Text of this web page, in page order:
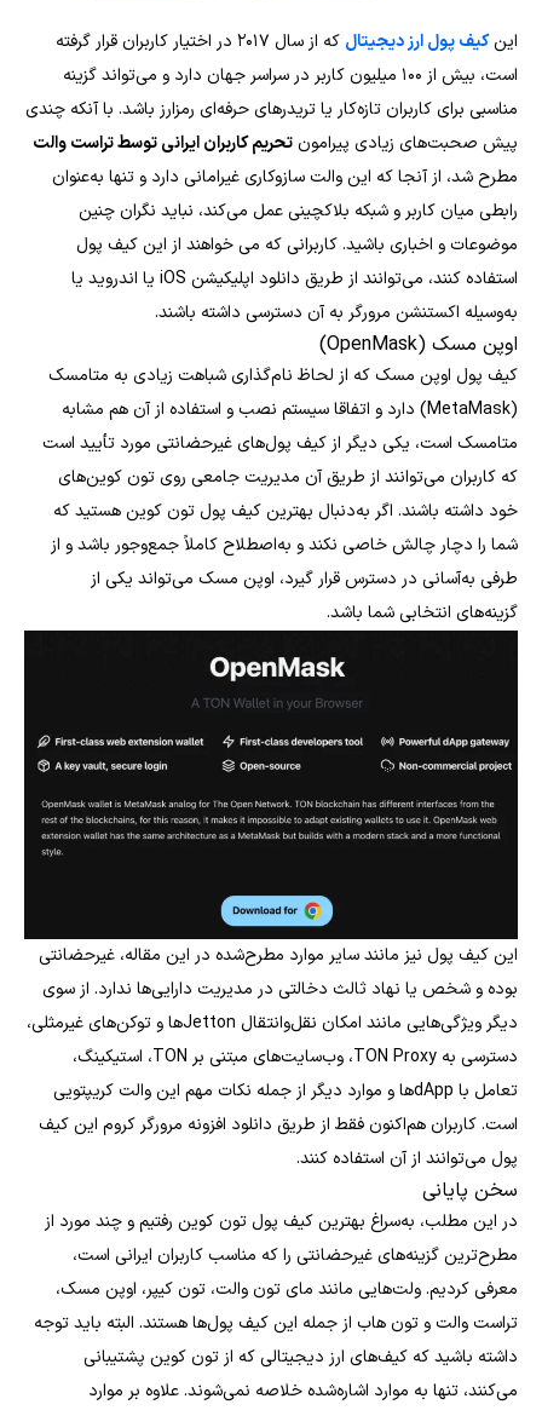
اینکیف پول ارز دیجیتال
که از سال ۲۰۱۷ در اختیار کاربران قرار گرفته
است، بیش از ۱۰۰ میلیون کاربر در سراسر جهان دارد و می‌تواند گزینه
مناسبی برای کاربران تازه‌کار یا تریدرهای حرفه‌ای رمزارز باشد. با آنکه چندی
پیش صحبت‌های زیادی پیرامونتحریم کاربران ایرانی توسط تراست والت
مطرح شد، از آنجا که این والت سازوکاری غیرامانی دارد و تنها به‌عنوان
رابطی میان کاربر و شبکه بلاکچینی عمل می‌کند، نباید نگران چنین
موضوعات و اخباری باشید. کاربرانی که می خواهند از این کیف پول
استفاده کنند، می‌توانند از طریق دانلود اپلیکیشن iOS یا اندروید یا
به‌وسیله اکستنشن مرورگر به آن دسترسی داشته باشند.
اوپن مسک (OpenMask)
کیف پول اوپن مسک که از لحاظ نام‌گذاری شباهت زیادی به متامسک
(MetaMask) دارد و اتفاقا سیستم نصب و استفاده از آن هم مشابه
متامسک است، یکی دیگر از کیف پول‌های غیرحضانتی مورد تأیید است
که کاربران می‌توانند از طریق آن مدیریت جامعی روی تون‌ کوین‌های
خود داشته باشند. اگر به‌دنبال بهترین کیف پول تون کوین هستید که
شما را دچار چالش خاصی نکند و به‌اصطلاح کاملاً جمع‌وجور باشد و از
طرفی به‌آسانی در دسترس قرار گیرد، اوپن مسک می‌تواند یکی از
گزینه‌های انتخابی شما باشد.
این کیف پول نیز مانند سایر موارد مطرح‌شده در این مقاله، غیرحضانتی
بوده و شخص یا نهاد ثالث دخالتی در مدیریت دارایی‌ها ندارد. از سوی
دیگر ویژگی‌هایی مانند امکان نقل‌وانتقال Jettonها و توکن‌های غیرمثلی،
دسترسی به TON Proxy، وب‌سایت‌های مبتنی بر TON، استیکینگ،
تعامل با dAppها و موارد دیگر از جمله نکات مهم این والت کریپتویی
است. کاربران هم‌اکنون فقط از طریق دانلود افزونه مرورگر کروم این کیف
پول می‌توانند از آن استفاده کنند.
سخن پایانی
در این مطلب، به‌سراغ بهترین کیف پول تون کوین رفتیم و چند مورد از
مطرح‌ترین گزینه‌های غیرحضانتی را که مناسب کاربران ایرانی است،
معرفی کردیم. ولت‌هایی مانند مای تون والت، تون کیپر، اوپن مسک،
تراست والت و تون هاب از جمله این کیف پول‌ها هستند. البته باید توجه
داشته باشید که کیف‌های ارز دیجیتالی که از تون کوین پشتیبانی
می‌کنند، تنها به موارد اشاره‌شده خلاصه نمی‌شوند. علاوه بر موارد